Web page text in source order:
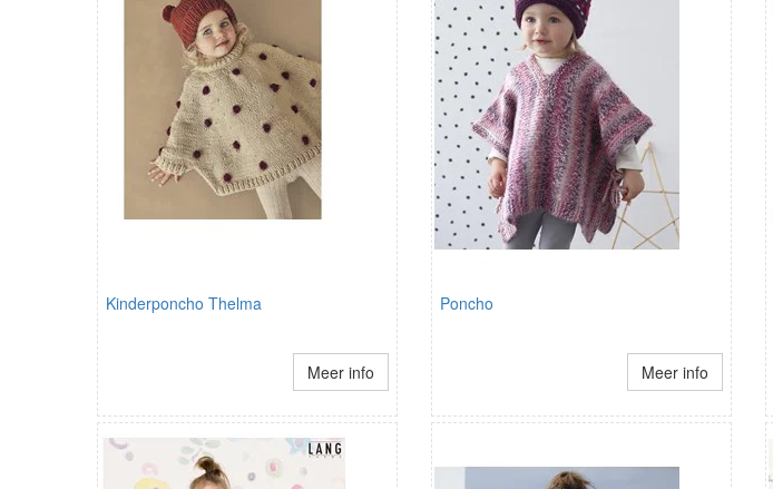
Kinderponcho Thelma
Meer info
Poncho
Meer info